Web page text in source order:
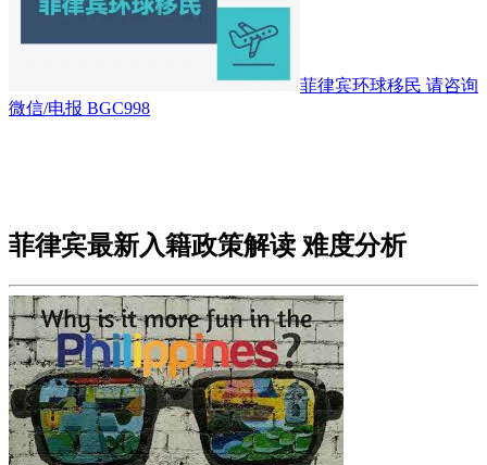
菲律宾环球移民 请咨询
微信/电报 BGC998
菲律宾最新入籍政策解读 难度分析